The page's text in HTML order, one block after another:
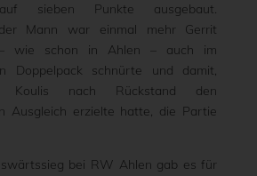
auf sieben Punkte ausgebaut.
Mann war einmal mehr Gerrit
wie schon in Ahlen – auch im
Doppelpack schnürte und damit,
Koulis nach Rückstand den
Ausgleich erzielte hatte, die Partie
bei RW Ahlen gab es für